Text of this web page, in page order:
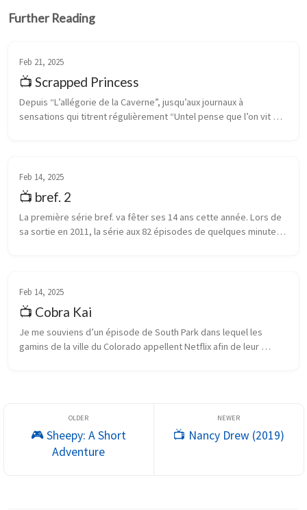
Further Reading
Feb 21, 2025
📺 Scrapped Princess
Depuis “L’allégorie de la Caverne”, jusqu’aux journaux à
sensations qui titrent régulièrement “Untel pense que l’on vit
Feb 14, 2025
📺 bref. 2
La première série bref. va fêter ses 14 ans cette année. Lors de
sa sortie en 2011, la série aux 82 épisodes de quelques minutes
Feb 14, 2025
📺 Cobra Kai
Je me souviens d’un épisode de South Park dans lequel les
gamins de la ville du Colorado appellent Netflix afin de leur
🎮 Sheepy: A Short
Adventure
📺 Nancy Drew (2019)